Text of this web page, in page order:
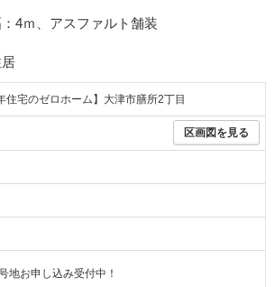
4ｍ、アスファルト舗装
居
住宅のゼロホーム】大津市膳所2丁目
区画図を見る
お申し込み受付中！